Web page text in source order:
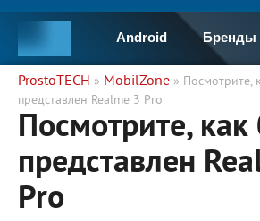
Android Бренды
ProstoTECH » MobilZone » Посмотрите,
представлен Realme 3 Pro
Посмотрите, как
представлен
Pro